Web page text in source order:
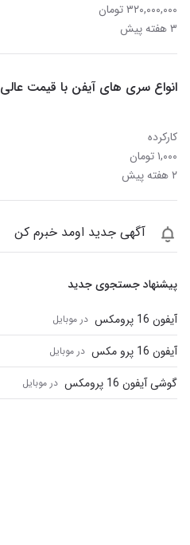
۳۲۰,۰۰۰,۰۰۰ تومان
۳ هفته پیش
انواع سری های آیفن با قیمت عالی
کارکرده
۱,۰۰۰ تومان
۲ هفته پیش
آگهی جدید اومد خبرم کن
پیشنهاد جستجوی جدید
آیفون 16 پرومکس
در موبایل
آیفون 16 پرو مکس در موبایل
گوشی آیفون 16 پرومکس در موبایل